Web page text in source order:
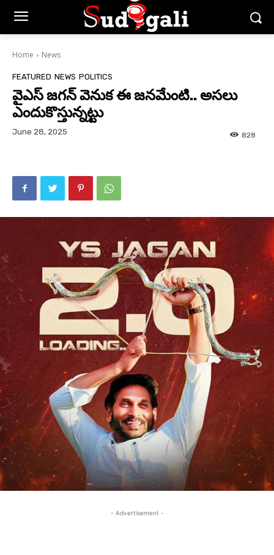
Home News
FEATURED NEWS POLITICS
వైఎస్‌ జగన్‌ వెనుక ఈ జనమేంటి.. అసలు
ఎందుకొస్తున్నట్టు
June 28, 2025 828
- Advertisement -